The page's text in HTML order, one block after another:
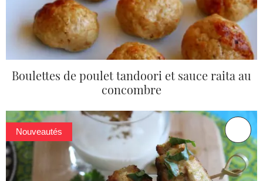
Boulettes de poulet tandoori et sauce raita au
concombre
Nouveautés